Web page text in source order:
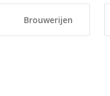
Brouwerijen